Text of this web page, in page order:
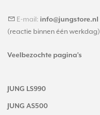
E-mail: info@jungstore.nl
(reactie binnen één werkdag)
Veelbezochte pagina's
JUNG LS990
JUNG AS500